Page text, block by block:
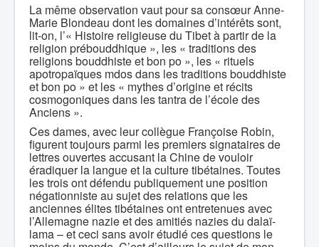
La même observation vaut pour sa consœur Anne-
Marie Blondeau dont les domaines d’intérêts sont,
lit-on, l’« Histoire religieuse du Tibet à partir de la
religion prébouddhique », les « traditions des
religions bouddhiste et bon po », les « rituels
apotropaïques mdos dans les traditions bouddhiste
et bon po » et les « mythes d’origine et récits
cosmogoniques dans les tantra de l’école des
Anciens ».
Ces dames, avec leur collègue Françoise Robin,
figurent toujours parmi les premiers signataires de
lettres ouvertes accusant la Chine de vouloir
éradiquer la langue et la culture tibétaines. Toutes
les trois ont défendu publiquement une position
négationniste au sujet des relations que les
anciennes élites tibétaines ont entretenues avec
l’Allemagne nazie et des amitiés nazies du dalaï-
lama – et ceci sans avoir étudié ces questions le